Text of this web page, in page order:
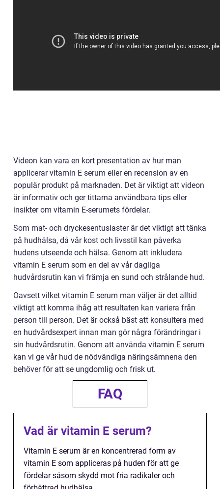
Videon kan vara en kort presentation av hur man
applicerar vitamin E serum eller en recension av en
populär produkt på marknaden. Det är viktigt att videon
är informativ och ger tittarna användbara tips eller
insikter om vitamin E-serumets fördelar.
Som mat- och dryckesentusiaster är det viktigt att tänka
på hudhälsa, då vår kost och livsstil kan påverka
hudens utseende och hälsa. Genom att inkludera
vitamin E serum som en del av vår dagliga
hudvårdsrutin kan vi främja en sund och strålande hud.
Oavsett vilket vitamin E serum man väljer är det alltid
viktigt att komma ihåg att resultaten kan variera från
person till person. Det är också bäst att konsultera med
en hudvårdsexpert innan man gör några förändringar i
sin hudvårdsrutin. Genom att använda vitamin E serum
kan vi ge vår hud de nödvändiga näringsämnena den
behöver för att se ungdomlig och frisk ut.
FAQ
Vad är vitamin E serum?
Vitamin E serum är en koncentrerad form av
vitamin E som appliceras på huden för att ge
fördelar såsom skydd mot fria radikaler och